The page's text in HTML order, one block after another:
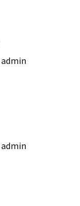
admin
admin